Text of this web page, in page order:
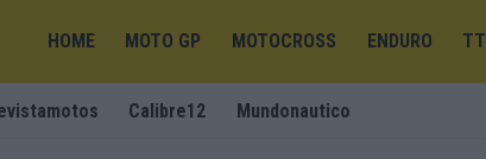
HOME MOTO GP MOTOCROSS ENDURO TT
Calibre12 Mundonautico